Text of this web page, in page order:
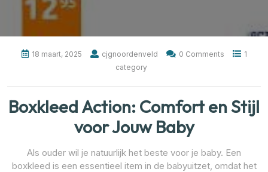
18 maart, 2025 cjgnoordenveld 0 Comments
1
category
Boxkleed Action: Comfort en Stijl
voor Jouw Baby
Als ouder wil je natuurlijk het beste voor je baby. Een
boxkleed is een essentieel item in de babyuitzet, omdat het